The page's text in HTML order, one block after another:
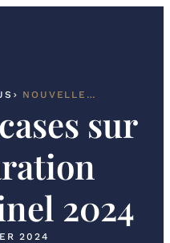
NOUVELLES CASES SUR LA DÉCLARATION D’IMPÔT PINEL 2024
sur
2024
2024